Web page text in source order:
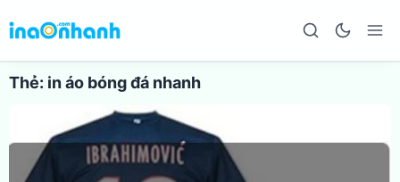
Thẻ: in áo bóng đá nhanh